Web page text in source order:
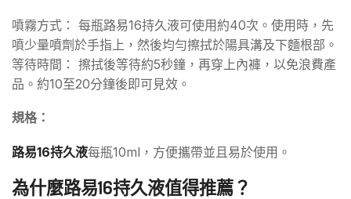
噴霧方式： 每瓶路易16持久液可使用約40次。使用時，先
噴少量噴劑於手指上，然後均勻擦拭於陽具溝及下麵根部。
等待時間： 擦拭後等待約5秒鐘，再穿上內褲，以免浪費產
品。約10至20分鐘後即可見效。
規格：
路易16持久液每瓶10ml，方便攜帶並且易於使用。
為什麼路易16持久液值得推薦？